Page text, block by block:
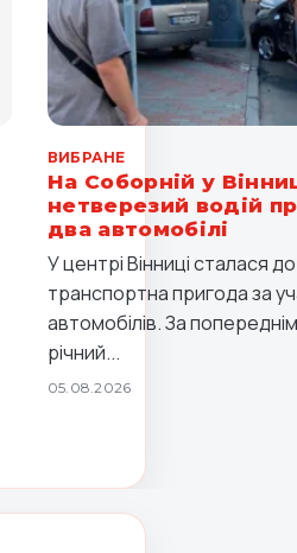
ВИБРАНЕ
На Соборній у
нетверезий водій
два автомобілі
У центрі Вінниці сталася
транспортна пригода за
автомобілів. За
річний...
05.08.2026